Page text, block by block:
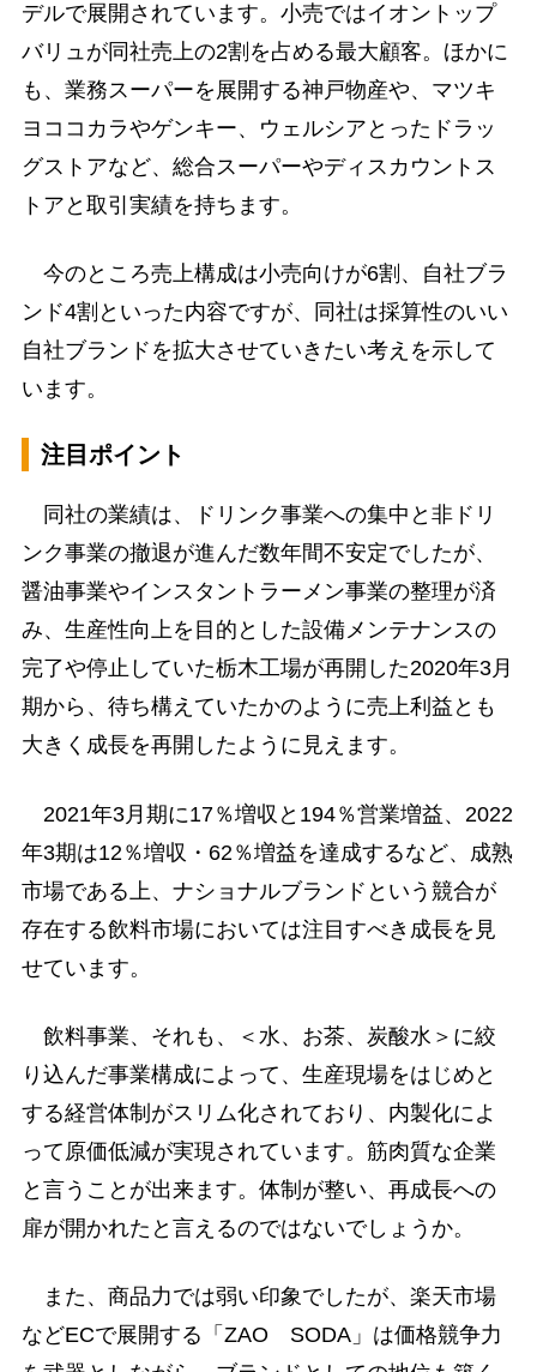
デルで展開されています。小売ではイオントップ
バリュが同社売上の2割を占める最大顧客。ほかに
も、業務スーパーを展開する神戸物産や、マツキ
ヨココカラやゲンキー、ウェルシアとったドラッ
グストアなど、総合スーパーやディスカウントス
トアと取引実績を持ちます。
今のところ売上構成は小売向けが6割、自社ブラ
ンド4割といった内容ですが、同社は採算性のいい
自社ブランドを拡大させていきたい考えを示して
います。
注目ポイント
同社の業績は、ドリンク事業への集中と非ドリ
ンク事業の撤退が進んだ数年間不安定でしたが、
醤油事業やインスタントラーメン事業の整理が済
み、生産性向上を目的とした設備メンテナンスの
完了や停止していた栃木工場が再開した2020年3月
期から、待ち構えていたかのように売上利益とも
大きく成長を再開したように見えます。
2021年3月期に17％増収と194％営業増益、2022
年3期は12％増収・62％増益を達成するなど、成熟
市場である上、ナショナルブランドという競合が
存在する飲料市場においては注目すべき成長を見
せています。
飲料事業、それも、＜水、お茶、炭酸水＞に絞
り込んだ事業構成によって、生産現場をはじめと
する経営体制がスリム化されており、内製化によ
って原価低減が実現されています。筋肉質な企業
と言うことが出来ます。体制が整い、再成長への
扉が開かれたと言えるのではないでしょうか。
また、商品力では弱い印象でしたが、楽天市場
などECで展開する「ZAO SODA」は価格競争力